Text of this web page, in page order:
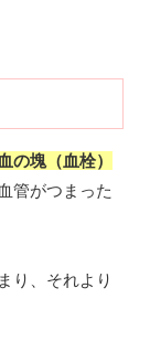
の塊（血栓）
管がつまった
り、それより